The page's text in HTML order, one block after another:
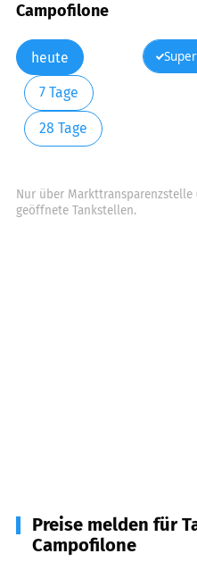
Campofilone
heute
7 Tage
28 Tage
Nur über
geöffnete Tankstellen.
Preise melden für
Campofilone